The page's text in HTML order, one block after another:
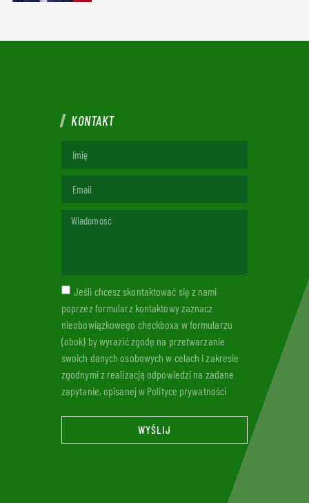
KONTAKT
Jeśli chcesz skontaktować się z nami
poprzez formularz kontaktowy zaznacz
nieobowiązkowego checkboxa w formularzu
(obok) by wyrazić zgodę na przetwarzanie
swoich danych osobowych w celach i zakresie
zgodnymi z realizacją odpowiedzi na zadane
zapytanie, opisanej w Polityce prywatności
WYŚLIJ